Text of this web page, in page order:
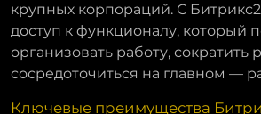
крупных корпораций. С
доступ к функционалу, который
организовать работу, сократить
сосредоточиться на главном —
Ключевые преимущества